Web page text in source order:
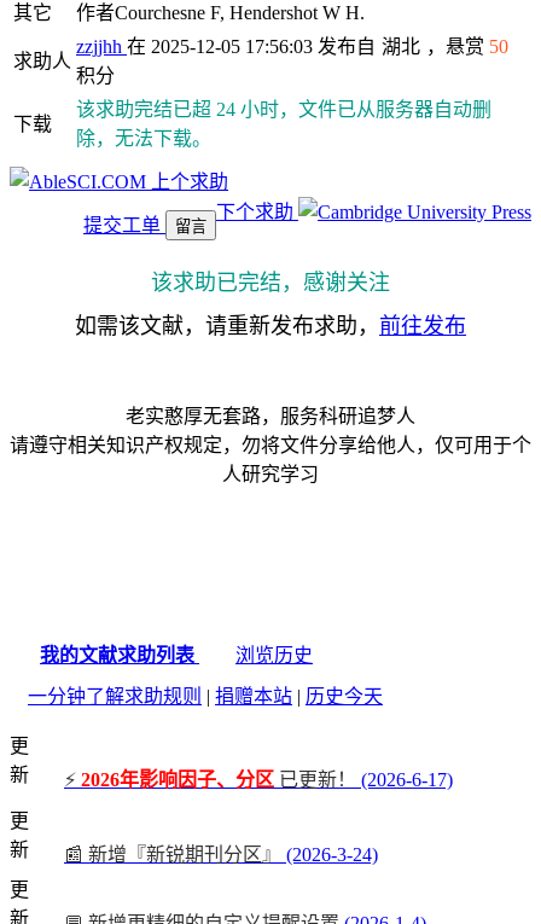
其它
作者Courchesne F, Hendershot W H.
求助人
zzjjhh 在 2025-12-05 17:56:03 发布自 湖北 ，悬赏 50
积分
下载
该求助完结已超 24 小时，文件已从服务器自动删
除，无法下载。
上个求助
下个求助
提交工单 留言
该求助已完结，感谢关注
如需该文献，请重新发布求助， 前往发布
老实憨厚无套路，服务科研追梦人
请遵守相关知识产权规定，勿将文件分享给他人，仅可用于个
人研究学习
我的文献求助列表
浏览历史
一分钟了解求助规则 | 捐赠本站 | 历史今天
更
新
⚡ 2026年影响因子、分区 已更新！
(2026-6-17)
更
新
📰 新增『新锐期刊分区』
(2026-3-24)
更
新